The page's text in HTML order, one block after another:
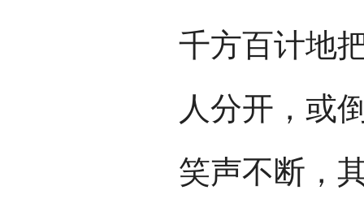
千方百计地
人分开，或
笑声不断，